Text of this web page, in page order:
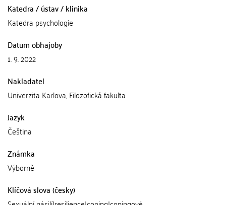
Katedra / ústav / klinika
Katedra psychologie
Datum obhajoby
1. 9. 2022
Nakladatel
Univerzita Karlova, Filozofická fakulta
Jazyk
Čeština
Známka
Výborně
Klíčová slova (česky)